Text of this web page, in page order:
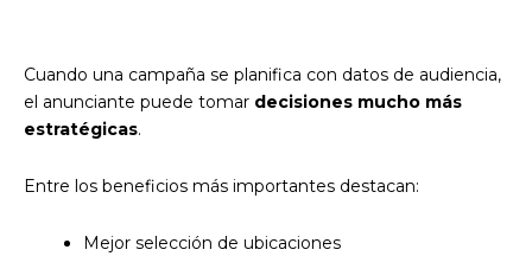
Cuando una campaña se planifica con datos de audiencia,
el anunciante puede tomar decisiones mucho más
estratégicas.
Entre los beneficios más importantes destacan:
Mejor selección de ubicaciones